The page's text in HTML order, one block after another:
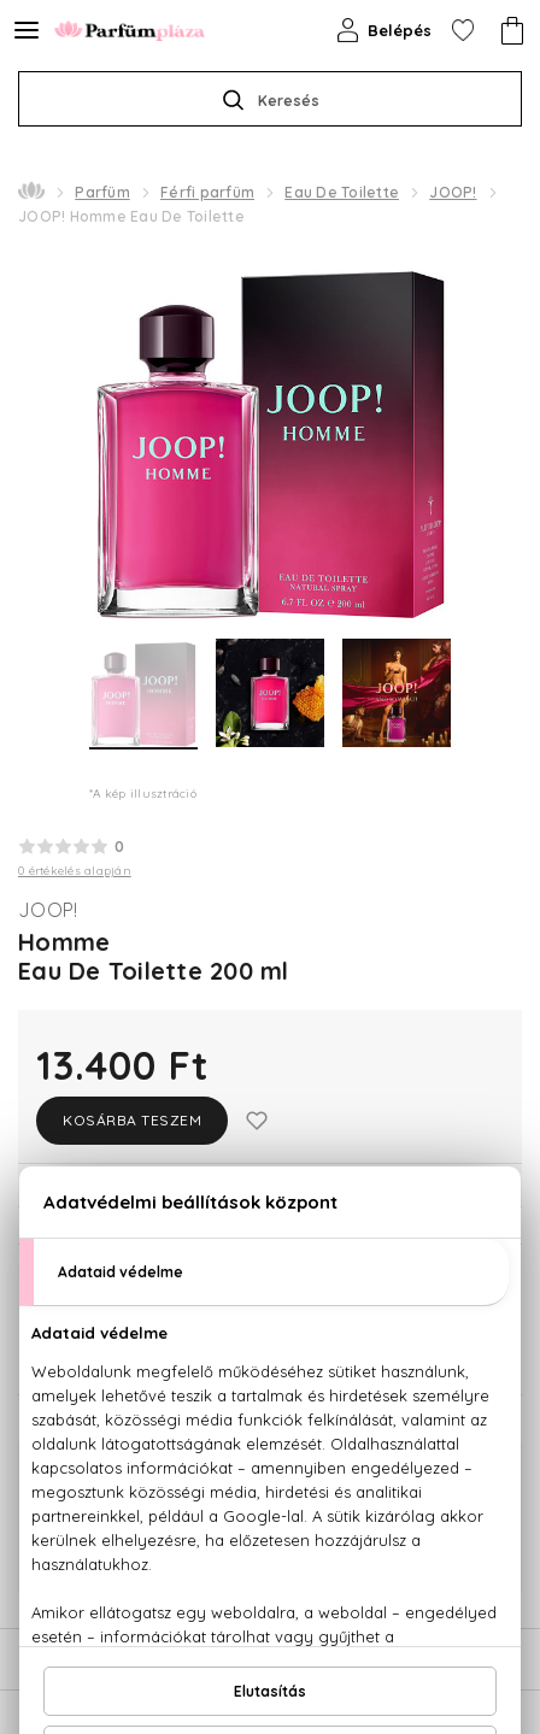
Keresés
Belépés
Parfüm Férfi parfüm Eau De Toilette
JOOP!
JOOP! Homme Eau De Toilette
*A kép illusztráció
0
0 értékelés alapján
JOOP!
Homme
Eau De Toilette 200 ml
13.400 Ft
KOSÁRBA TESZEM
KISZERELÉS KIVÁLASZTÁSA
KAPCSOLÓDÓ TERMÉKEK
100% eredeti termékek,14 napos visszaküldési garanciával
Kérdésed van, elakadtál? Hívd ügyfélszolgálatunkat: +36 20
779 1926
ÉRTÉKELÉSEK (0)